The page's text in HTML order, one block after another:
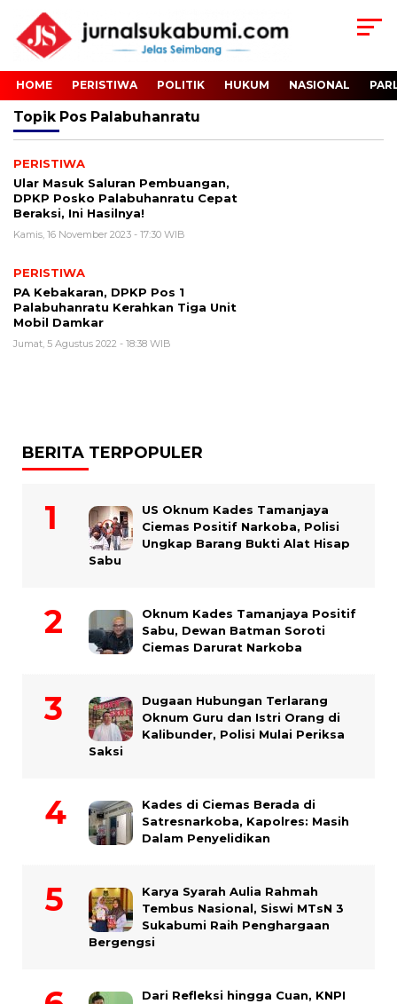
HOME PERISTIWA POLITIK HUKUM NASIONAL
Topik Pos Palabuhanratu
PERISTIWA
Ular Masuk Saluran Pembuangan,
DPKP Posko Palabuhanratu Cepat
Beraksi, Ini Hasilnya!
Kamis, 16 November 2023 - 17:30 WIB
PERISTIWA
PA Kebakaran, DPKP Pos 1
Palabuhanratu Kerahkan Tiga Unit
Mobil Damkar
Jumat, 5 Agustus 2022 - 18:38 WIB
BERITA TERPOPULER
US Oknum Kades Tamanjaya
Ciemas Positif Narkoba, Polisi
Ungkap Barang Bukti Alat Hisap
Sabu
Oknum Kades Tamanjaya Positif
Sabu, Dewan Batman Soroti
Ciemas Darurat Narkoba
Dugaan Hubungan Terlarang
Oknum Guru dan Istri Orang di
Kalibunder, Polisi Mulai Periksa
Saksi
Kades di Ciemas Berada di
Satresnarkoba, Kapolres: Masih
Dalam Penyelidikan
Karya Syarah Aulia Rahmah
Tembus Nasional, Siswi MTsN 3
Sukabumi Raih Penghargaan
Bergengsi
Dari Refleksi hingga Cuan, KNPI